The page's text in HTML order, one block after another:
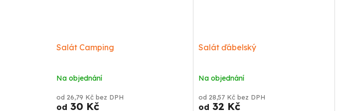
Salát Camping
Na objednání
od 26,79 Kč bez DPH
od 30 Kč
Salát ďábelský
Na objednání
od 28,57 Kč bez DPH
od 32 Kč